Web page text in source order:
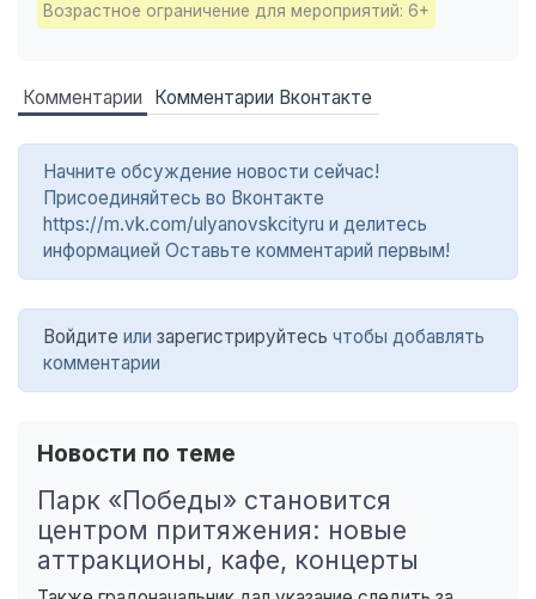
Возрастное ограничение для мероприятий: 6+
Комментарии Комментарии Вконтакте
Начните обсуждение новости сейчас!
Присоединяйтесь во Вконтакте
https://m.vk.com/ulyanovskcityru и делитесь
информацией Оставьте комментарий первым!
Войдите или зарегистрируйтесь чтобы добавлять
комментарии
Новости по теме
Парк «Победы» становится
центром притяжения: новые
аттракционы, кафе, концерты